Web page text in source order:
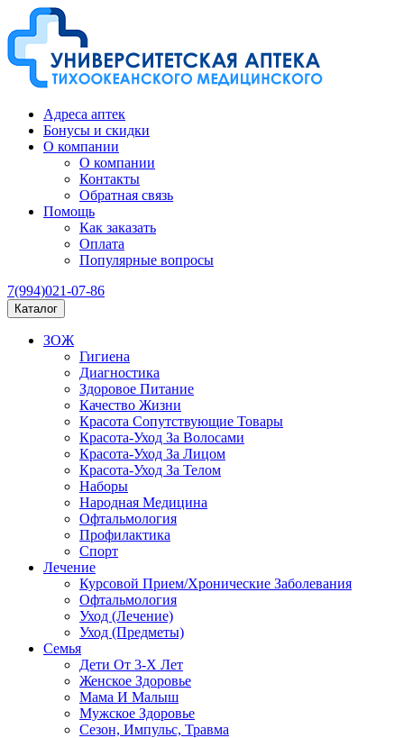
Адреса аптек
Бонусы и скидки
О компании
О компании
Контакты
Обратная связь
Помощь
Как заказать
Оплата
Популярные вопросы
7(994)021-07-86
Каталог
ЗОЖ
Гигиена
Диагностика
Здоровое Питание
Качество Жизни
Красота Сопутствующие Товары
Красота-Уход За Волосами
Красота-Уход За Лицом
Красота-Уход За Телом
Наборы
Народная Медицина
Офтальмология
Профилактика
Спорт
Лечение
Курсовой Прием/Хронические Заболевания
Офтальмология
Уход (Лечение)
Уход (Предметы)
Семья
Дети От 3-Х Лет
Женское Здоровье
Мама И Малыш
Мужское Здоровье
Сезон, Импульс, Травма